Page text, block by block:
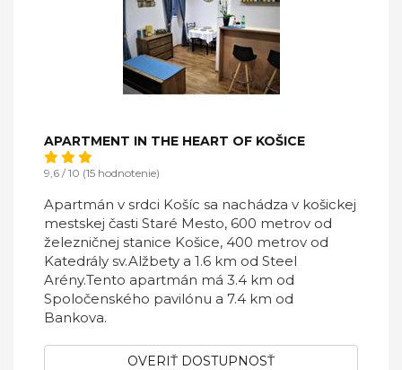
APARTMENT IN THE HEART OF KOŠICE
9,6 / 10 (15 hodnotenie)
Apartmán v srdci Košíc sa nachádza v košickej
mestskej časti Staré Mesto, 600 metrov od
železničnej stanice Košice, 400 metrov od
Katedrály sv.Alžbety a 1.6 km od Steel
Arény.Tento apartmán má 3.4 km od
Spoločenského pavilónu a 7.4 km od
Bankova.
OVERIŤ DOSTUPNOSŤ